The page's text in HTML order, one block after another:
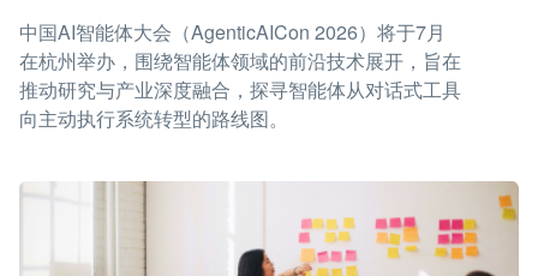
中国AI智能体大会（AgenticAICon 2026）将于7月
在杭州举办，围绕智能体领域的前沿技术展开，旨在
推动研究与产业深度融合，探寻智能体从对话式工具
向主动执行系统转型的路线图。